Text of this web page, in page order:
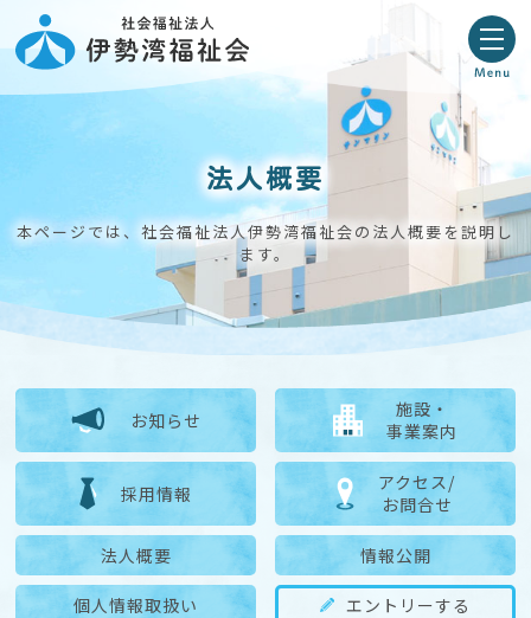
法人概要
本ページでは、社会福祉法人伊勢湾福祉会の法人概要を説明し
ます。
お知らせ
施設・
事業案内
採用情報
アクセス/
お問合せ
法人概要 情報公開
個人情報取扱い エントリーする